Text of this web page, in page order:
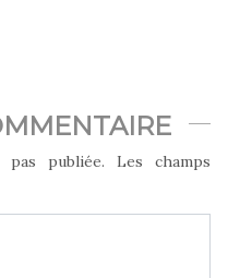
publiée.
Les champs